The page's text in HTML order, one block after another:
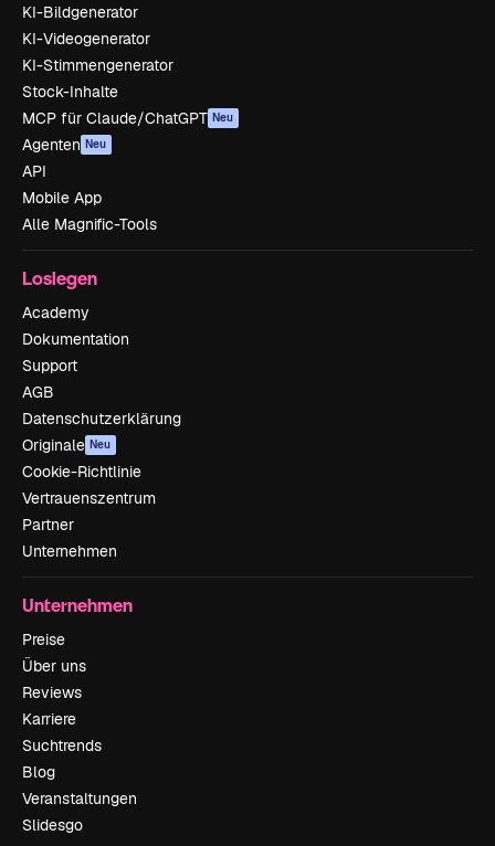
KI-Bildgenerator
KI-Videogenerator
KI-Stimmengenerator
Stock-Inhalte
MCP für Claude/ChatGPT Neu
Agenten Neu
API
Mobile App
Alle Magnific-Tools
Loslegen
Academy
Dokumentation
Support
AGB
Datenschutzerklärung
Originale Neu
Cookie-Richtlinie
Vertrauenszentrum
Partner
Unternehmen
Unternehmen
Preise
Über uns
Reviews
Karriere
Suchtrends
Blog
Veranstaltungen
Slidesgo